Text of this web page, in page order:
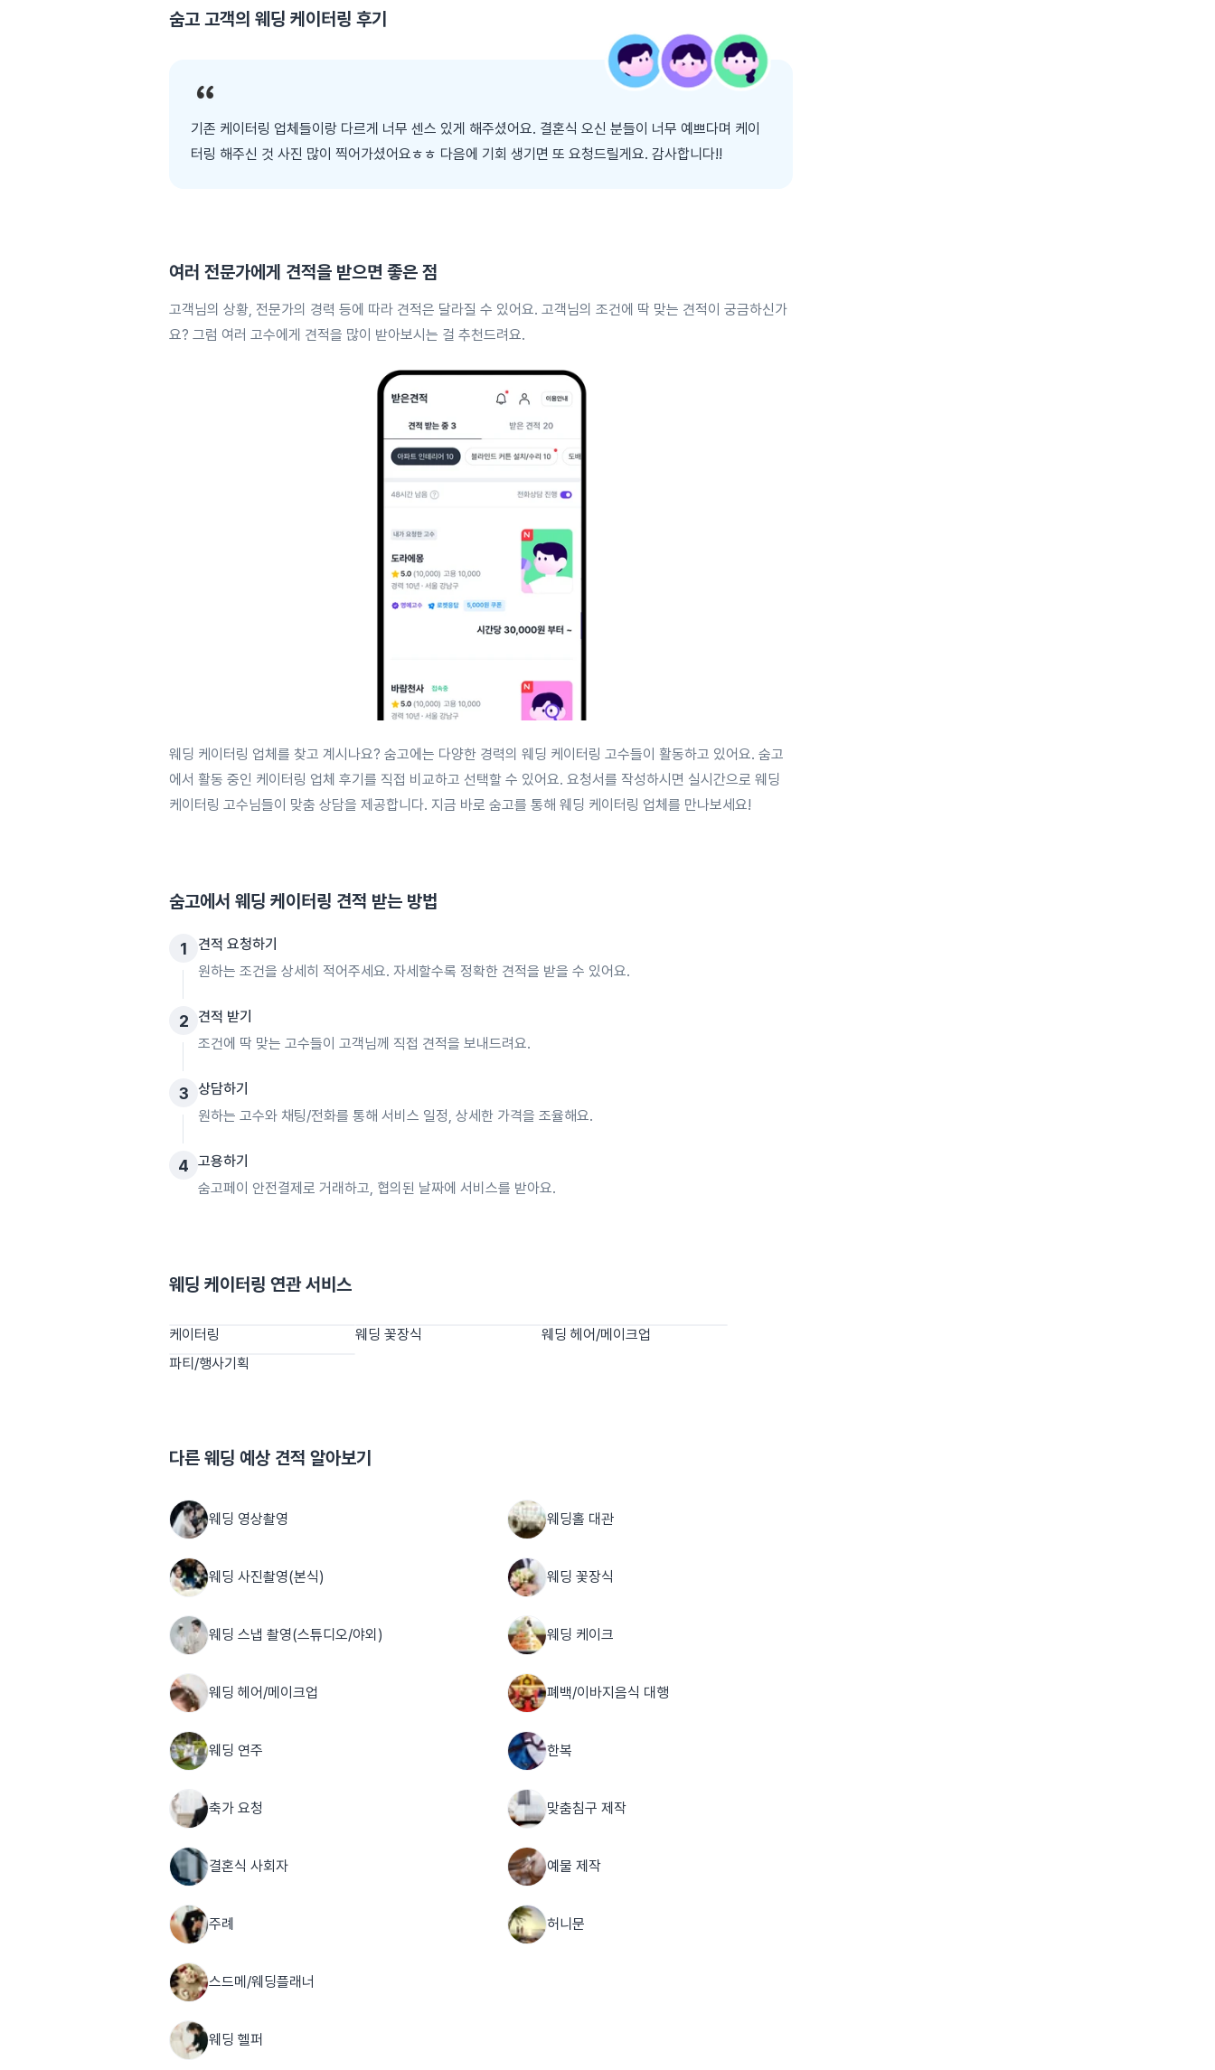
숨고 고객의 웨딩 케이터링 후기
기존 케이터링 업체들이랑 다르게 너무 센스 있게 해주셨어요. 결혼식 오신 분들이 너무 예쁘다며 케이
터링 해주신 것 사진 많이 찍어가셨어요ㅎㅎ 다음에 기회 생기면 또 요청드릴게요. 감사합니다!!
여러 전문가에게 견적을 받으면 좋은 점
고객님의 상황, 전문가의 경력 등에 따라 견적은 달라질 수 있어요. 고객님의 조건에 딱 맞는 견적이 궁금하신가
요? 그럼 여러 고수에게 견적을 많이 받아보시는 걸 추천드려요.
웨딩 케이터링 업체를 찾고 계시나요? 숨고에는 다양한 경력의 웨딩 케이터링 고수들이 활동하고 있어요. 숨고
에서 활동 중인 케이터링 업체 후기를 직접 비교하고 선택할 수 있어요. 요청서를 작성하시면 실시간으로 웨딩
케이터링 고수님들이 맞춤 상담을 제공합니다. 지금 바로 숨고를 통해 웨딩 케이터링 업체를 만나보세요!
숨고에서 웨딩 케이터링 견적 받는 방법
1
견적 요청하기
원하는 조건을 상세히 적어주세요. 자세할수록 정확한 견적을 받을 수 있어요.
2
견적 받기
조건에 딱 맞는 고수들이 고객님께 직접 견적을 보내드려요.
3 상담하기
원하는 고수와 채팅/전화를 통해 서비스 일정, 상세한 가격을 조율해요.
4 고용하기
숨고페이 안전결제로 거래하고, 협의된 날짜에 서비스를 받아요.
웨딩 케이터링 연관 서비스
케이터링 웨딩 꽃장식
웨딩 헤어/메이크업
파티/행사기획
다른 웨딩 예상 견적 알아보기
웨딩 영상촬영
웨딩 사진촬영(본식)
웨딩 스냅 촬영(스튜디오/야외)
웨딩 헤어/메이크업
웨딩 연주
축가 요청
결혼식 사회자
주례
스드메/웨딩플래너
웨딩 헬퍼
웨딩홀 대관
웨딩 꽃장식
웨딩 케이크
폐백/이바지음식 대행
한복
맞춤침구 제작
예물 제작
허니문